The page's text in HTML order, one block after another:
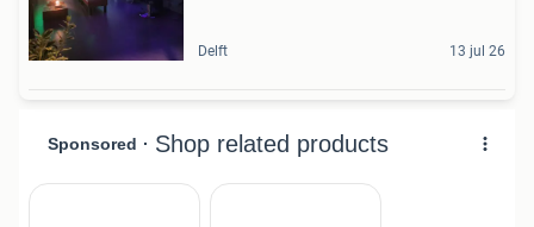
Delft 13 jul 26